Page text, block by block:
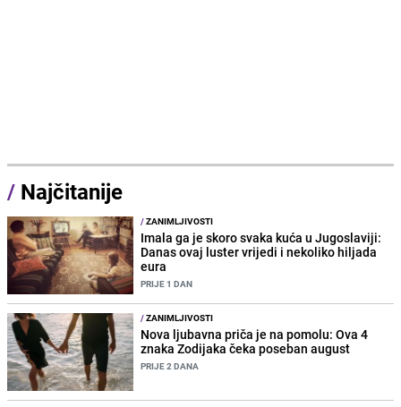
/ Najčitanije
/ZANIMLJIVOSTI
Imala ga je skoro svaka kuća u Jugoslaviji:
Danas ovaj luster vrijedi i nekoliko hiljada
eura
PRIJE 1 DAN
/ZANIMLJIVOSTI
Nova ljubavna priča je na pomolu: Ova 4
znaka Zodijaka čeka poseban august
PRIJE 2 DANA